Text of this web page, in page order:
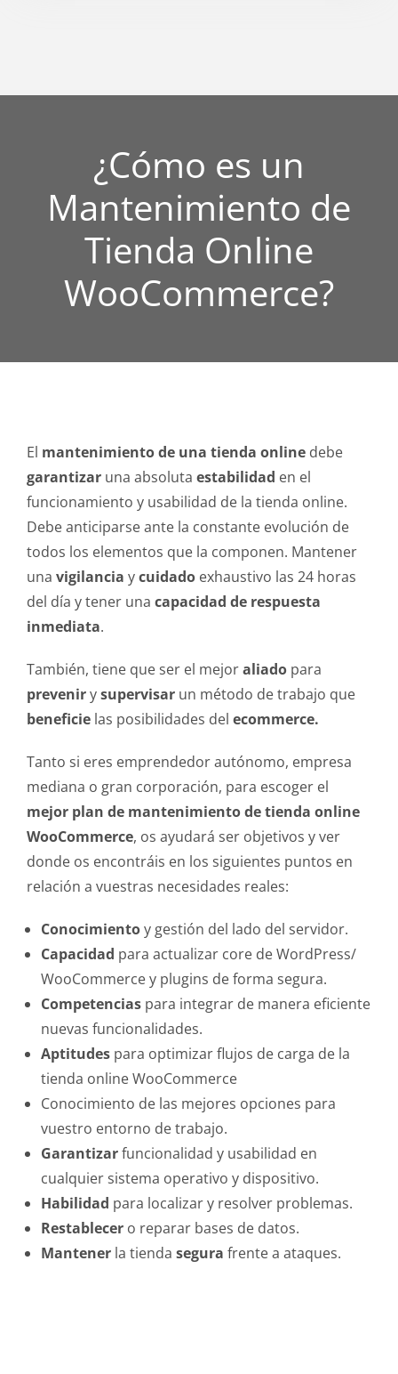
¿Cómo es un
Mantenimiento de
Tienda Online
WooCommerce?
El mantenimiento de una tienda onlinedebe
garantizaruna absoluta estabilidad en el
funcionamiento y usabilidad de la tienda online.
Debe anticiparse ante la constante evolución de
todos los elementos que la componen. Mantener
una vigilancia ycuidado exhaustivo las 24 horas
del día y tener una capacidad de respuesta
inmediata.
También, tiene que ser el mejoraliadopara
prevenirysupervisarun método de trabajo que
beneficielas posibilidades del ecommerce.
Tanto si eres emprendedor autónomo, empresa
mediana o gran corporación, para escoger el
mejor plan de mantenimiento de tienda online
WooCommerce, os ayudará ser objetivos y ver
donde os encontráis en los siguientes puntos en
relación a vuestras necesidades reales:
Conocimientoy gestión del lado del servidor.
Capacidad para actualizar core de WordPress/
WooCommerce y plugins de forma segura.
Competenciaspara integrar de manera eficiente
nuevas funcionalidades.
Aptitudespara optimizar flujos de carga de la
tienda online WooCommerce
Conocimiento de las mejores opciones para
vuestro entorno de trabajo.
Garantizarfuncionalidad y usabilidad en
cualquier sistema operativo y dispositivo.
Habilidad para localizar y resolver problemas.
Restablecero reparar bases de datos.
Mantenerla tienda segura frente a ataques.